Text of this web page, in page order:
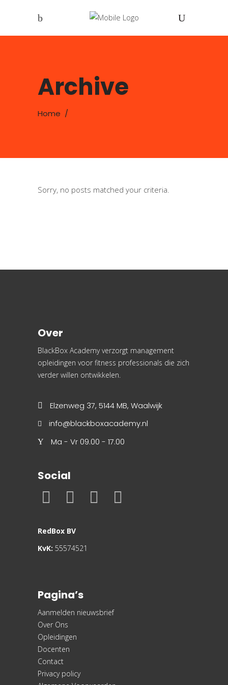
Archive
Home /
Sorry, no posts matched your criteria.
Over
BlackBox Academy verzorgt management
opleidingen voor fitness professionals die zich
verder willen ontwikkelen.
Elzenweg 37, 5144 MB, Waalwijk
info@blackboxacademy.nl
Ma - Vr 09.00 - 17.00
Social
RedBox BV
KvK: 55574521
Pagina’s
Aanmelden nieuwsbrief
Over Ons
Opleidingen
Docenten
Contact
Privacy policy